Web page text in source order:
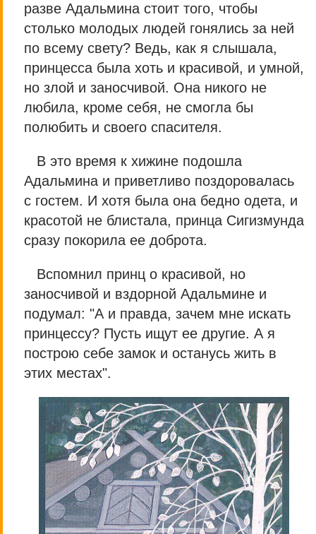
разве Адальмина стоит того, чтобы
столько молодых людей гонялись за ней
по всему свету? Ведь, как я слышала,
принцесса была хоть и красивой, и умной,
но злой и заносчивой. Она никого не
любила, кроме себя, не смогла бы
полюбить и своего спасителя.
В это время к хижине подошла
Адальмина и приветливо поздоровалась
с гостем. И хотя была она бедно одета, и
красотой не блистала, принца Сигизмунда
сразу покорила ее доброта.
Вспомнил принц о красивой, но
заносчивой и вздорной Адальмине и
подумал: "А и правда, зачем мне искать
принцессу? Пусть ищут ее другие. А я
построю себе замок и останусь жить в
этих местах".